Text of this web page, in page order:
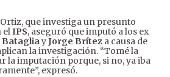
que investiga un presunto
elIPS, aseguró que imputó a los ex
BatagliayJorge Brítez a causa de
la investigación. “Tomé la
la imputación porque, si no, ya iba
expresó.